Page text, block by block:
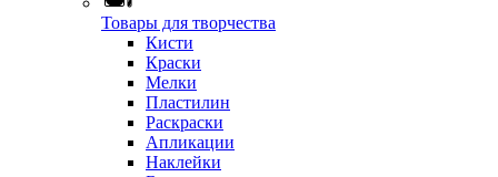
Товары для творчества
Кисти
Краски
Мелки
Пластилин
Раскраски
Апликации
Наклейки